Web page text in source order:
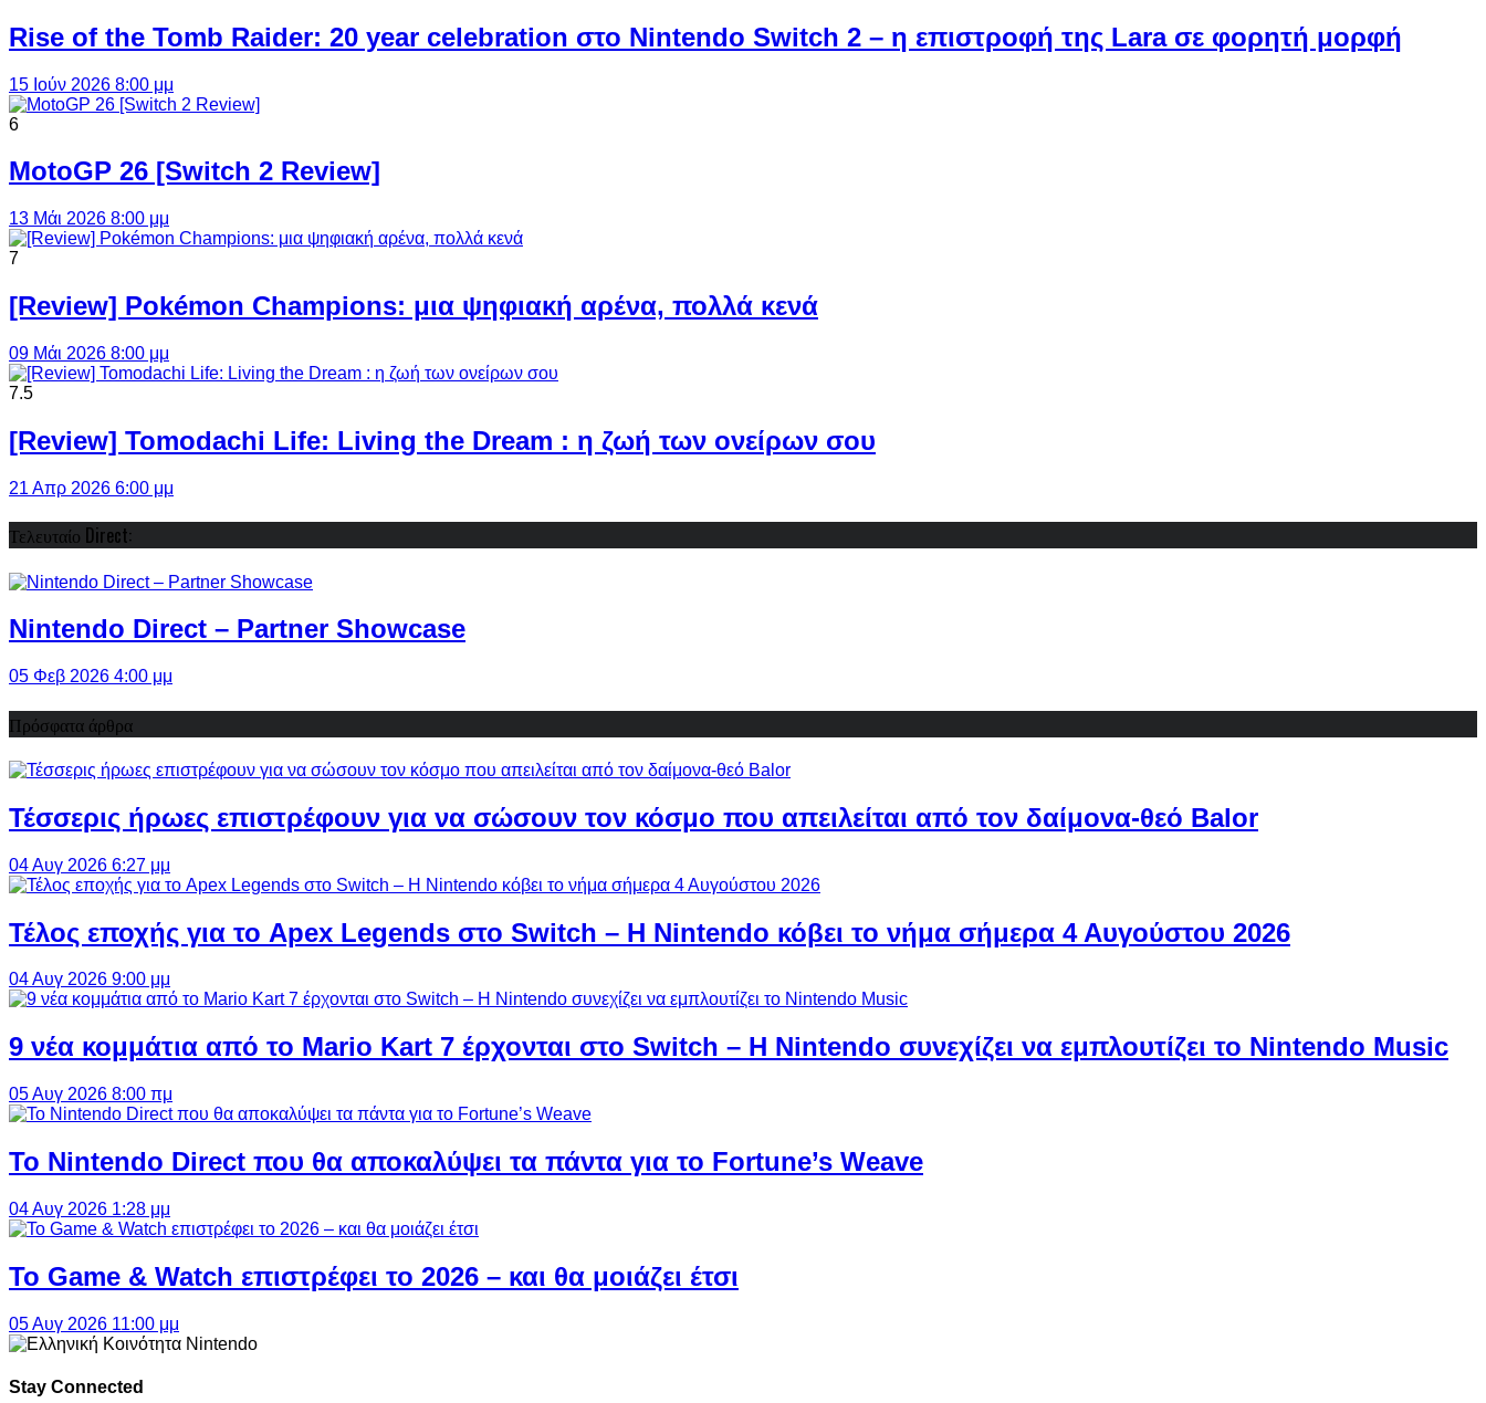
Rise of the Tomb Raider: 20 year celebration στο Nintendo Switch 2 – η επιστροφή της Lara σε φορητή μορφή
15 Ιούν 2026 8:00 μμ
6
MotoGP 26 [Switch 2 Review]
13 Μάι 2026 8:00 μμ
7
[Review] Pokémon Champions: μια ψηφιακή αρένα, πολλά κενά
09 Μάι 2026 8:00 μμ
7.5
[Review] Tomodachi Life: Living the Dream : η ζωή των ονείρων σου
21 Απρ 2026 6:00 μμ
Τελευταίο Direct:
Nintendo Direct – Partner Showcase
05 Φεβ 2026 4:00 μμ
Πρόσφατα άρθρα
Τέσσερις ήρωες επιστρέφουν για να σώσουν τον κόσμο που απειλείται από τον δαίμονα-θεό Balor
04 Αυγ 2026 6:27 μμ
Τέλος εποχής για το Apex Legends στο Switch – Η Nintendo κόβει το νήμα σήμερα 4 Αυγούστου 2026
04 Αυγ 2026 9:00 μμ
9 νέα κομμάτια από το Mario Kart 7 έρχονται στο Switch – Η Nintendo συνεχίζει να εμπλουτίζει το Nintendo Music
05 Αυγ 2026 8:00 πμ
Το Nintendo Direct που θα αποκαλύψει τα πάντα για το Fortune’s Weave
04 Αυγ 2026 1:28 μμ
Το Game & Watch επιστρέφει το 2026 – και θα μοιάζει έτσι
05 Αυγ 2026 11:00 μμ
Stay Connected